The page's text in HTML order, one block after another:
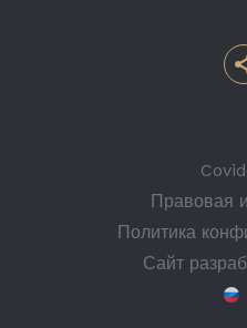
Правовая
Политика
Сайт